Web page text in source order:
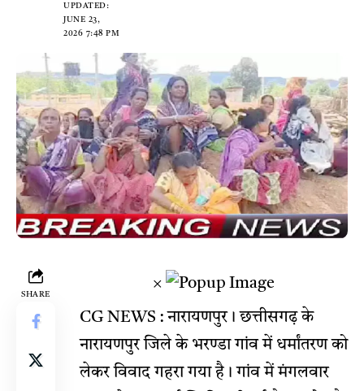
UPDATED:
JUNE 23,
2026 7:48 PM
SHARE
×
CG NEWS : नारायणपुर। छत्तीसगढ़ के
नारायणपुर जिले के भरण्डा गांव में धर्मांतरण को
लेकर विवाद गहरा गया है। गांव में मंगलवार